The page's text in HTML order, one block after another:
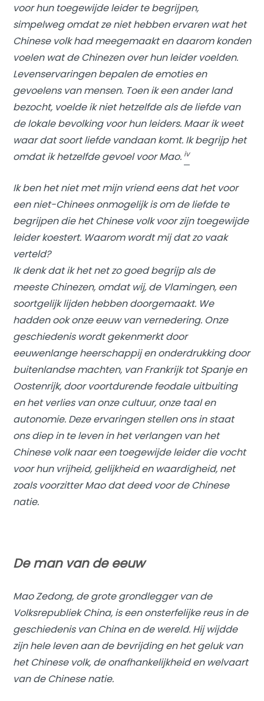
voor hun toegewijde leider te begrijpen,
simpelweg omdat ze niet hebben ervaren wat het
Chinese volk had meegemaakt en daarom konden
voelen wat de Chinezen over hun leider voelden.
Levenservaringen bepalen de emoties en
gevoelens van mensen. Toen ik een ander land
bezocht, voelde ik niet hetzelfde als de liefde van
de lokale bevolking voor hun leiders. Maar ik weet
waar dat soort liefde vandaan komt. Ik begrijp het
omdat ik hetzelfde gevoel voor Mao. iv
Ik ben het niet met mijn vriend eens dat het voor
een niet-Chinees onmogelijk is om de liefde te
begrijpen die het Chinese volk voor zijn toegewijde
leider koestert. Waarom wordt mij dat zo vaak
verteld?
Ik denk dat ik het net zo goed begrijp als de
meeste Chinezen, omdat wij, de Vlamingen, een
soortgelijk lijden hebben doorgemaakt. We
hadden ook onze eeuw van vernedering. Onze
geschiedenis wordt gekenmerkt door
eeuwenlange heerschappij en onderdrukking door
buitenlandse machten, van Frankrijk tot Spanje en
Oostenrijk, door voortdurende feodale uitbuiting
en het verlies van onze cultuur, onze taal en
autonomie. Deze ervaringen stellen ons in staat
ons diep in te leven in het verlangen van het
Chinese volk naar een toegewijde leider die vocht
voor hun vrijheid, gelijkheid en waardigheid, net
zoals voorzitter Mao dat deed voor de Chinese
natie.
De man van de eeuw
Mao Zedong, de grote grondlegger van de
Volksrepubliek China, is een onsterfelijke reus in de
geschiedenis van China en de wereld. Hij wijdde
zijn hele leven aan de bevrijding en het geluk van
het Chinese volk, de onafhankelijkheid en welvaart
van de Chinese natie.